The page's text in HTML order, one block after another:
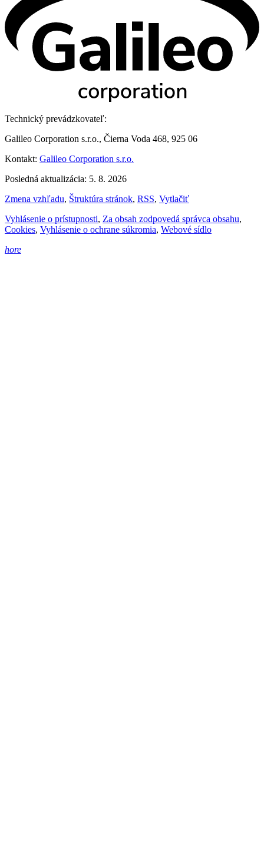
Technický prevádzkovateľ:
Galileo Corporation s.r.o., Čierna Voda 468, 925 06
Kontakt: Galileo Corporation s.r.o.
Posledná aktualizácia: 5. 8. 2026
Zmena vzhľadu, Štruktúra stránok, RSS, Vytlačiť
Vyhlásenie o prístupnosti, Za obsah zodpovedá správca obsahu,
Cookies, Vyhlásenie o ochrane súkromia, Webové sídlo
hore